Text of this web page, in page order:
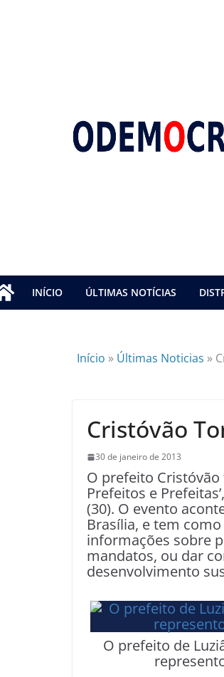
INÍCIO ÚLTIMAS NOTÍCIAS
Início » Últimas Noticias »
Cristóvão
30 de janeiro de 2013
O prefeito
Prefeitos e
(30). O evento
Brasília, e tem
informações sobre
mandatos, ou dar
desenvolvimento
O prefeito de